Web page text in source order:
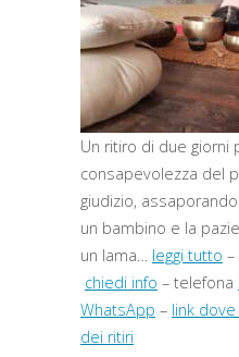
Un ritiro di due giorni
consapevolezza del
giudizio,
un bambino e la
un lama… leggi tutto –
chiedi info – telefona
WhatsApp – link
dei ritiri